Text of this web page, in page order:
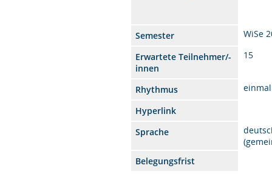
Semester
WiSe
Erwartete Teilnehmer/-
innen
15
Rhythmus
Hyperlink
Sprache
Belegungsfrist